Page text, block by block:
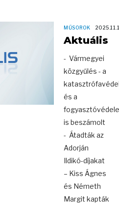
MŰSOROK
Aktuális
- Vármegyei
közgyűlés - a
és a
is beszámolt
- Átadták az
Adorján
Ildikó-díjakat
– Kiss Ágnes
és Németh
Margit kapták